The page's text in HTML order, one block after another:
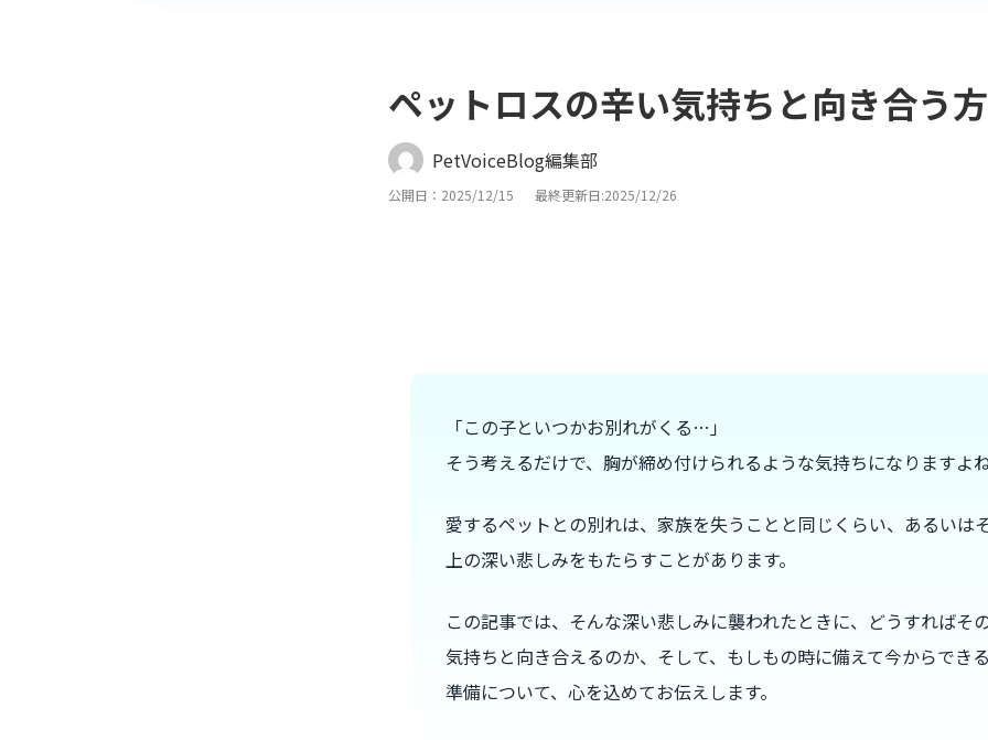
ペットロスの辛い気持ちと向き合う
PetVoiceBlog編集部
公開日：2025/12/15 最終更新日:2025/12/26
「この子といつかお別れがくる…」
そう考えるだけで、胸が締め付けられるような気持ちになりますよ
愛するペットとの別れは、家族を失うことと同じくらい、あるいは
上の深い悲しみをもたらすことがあります。
この記事では、そんな深い悲しみに襲われたときに、どうすればそ
気持ちと向き合えるのか、そして、もしもの時に備えて今からでき
準備について、心を込めてお伝えします。